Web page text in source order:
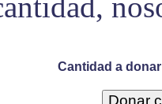
Cantidad a